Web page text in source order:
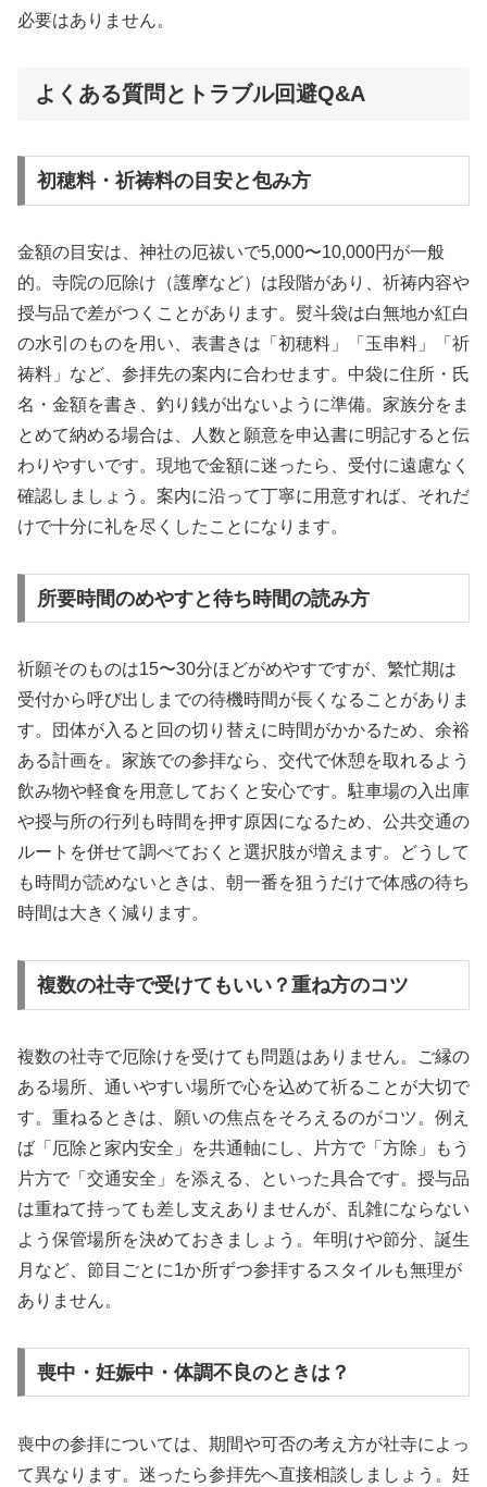
必要はありません。
よくある質問とトラブル回避Q&A
初穂料・祈祷料の目安と包み方
金額の目安は、神社の厄祓いで5,000〜10,000円が一般
的。寺院の厄除け（護摩など）は段階があり、祈祷内容や
授与品で差がつくことがあります。熨斗袋は白無地か紅白
の水引のものを用い、表書きは「初穂料」「玉串料」「祈
祷料」など、参拝先の案内に合わせます。中袋に住所・氏
名・金額を書き、釣り銭が出ないように準備。家族分をま
とめて納める場合は、人数と願意を申込書に明記すると伝
わりやすいです。現地で金額に迷ったら、受付に遠慮なく
確認しましょう。案内に沿って丁寧に用意すれば、それだ
けで十分に礼を尽くしたことになります。
所要時間のめやすと待ち時間の読み方
祈願そのものは15〜30分ほどがめやすですが、繁忙期は
受付から呼び出しまでの待機時間が長くなることがありま
す。団体が入ると回の切り替えに時間がかかるため、余裕
ある計画を。家族での参拝なら、交代で休憩を取れるよう
飲み物や軽食を用意しておくと安心です。駐車場の入出庫
や授与所の行列も時間を押す原因になるため、公共交通の
ルートを併せて調べておくと選択肢が増えます。どうして
も時間が読めないときは、朝一番を狙うだけで体感の待ち
時間は大きく減ります。
複数の社寺で受けてもいい？重ね方のコツ
複数の社寺で厄除けを受けても問題はありません。ご縁の
ある場所、通いやすい場所で心を込めて祈ることが大切で
す。重ねるときは、願いの焦点をそろえるのがコツ。例え
ば「厄除と家内安全」を共通軸にし、片方で「方除」もう
片方で「交通安全」を添える、といった具合です。授与品
は重ねて持っても差し支えありませんが、乱雑にならない
よう保管場所を決めておきましょう。年明けや節分、誕生
月など、節目ごとに1か所ずつ参拝するスタイルも無理が
ありません。
喪中・妊娠中・体調不良のときは？
喪中の参拝については、期間や可否の考え方が社寺によっ
て異なります。迷ったら参拝先へ直接相談しましょう。妊